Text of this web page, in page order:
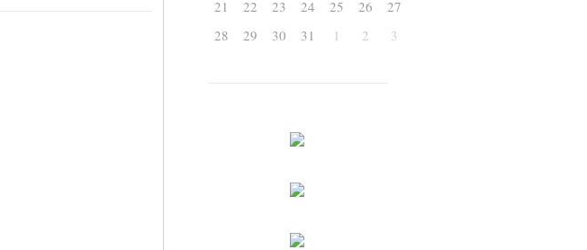
21
22 23 24 25 26
27
28
29 30 31 1 2 3